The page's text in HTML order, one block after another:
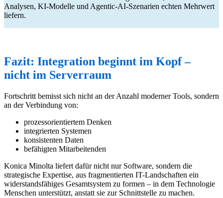
Analysen, KI-Modelle und Agentic-AI-Szenarien echten Mehrwert
liefern.
Fazit: Integration beginnt im Kopf –
nicht im Serverraum
Fortschritt bemisst sich nicht an der Anzahl moderner Tools, sondern
an der Verbindung von:
prozessorientiertem Denken
integrierten Systemen
konsistenten Daten
befähigten Mitarbeitenden
Konica Minolta liefert dafür nicht nur Software, sondern die
strategische Expertise, aus fragmentierten IT-Landschaften ein
widerstandsfähiges Gesamtsystem zu formen – in dem Technologie
Menschen unterstützt, anstatt sie zur Schnittstelle zu machen.